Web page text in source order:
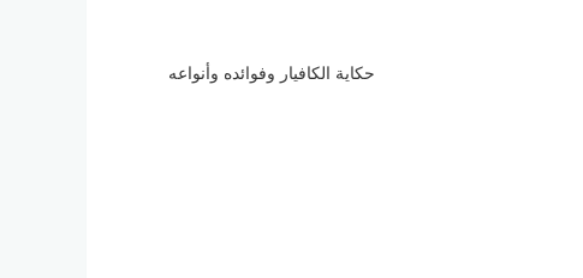
حكاية الكافيار وفوائده وأنواعه